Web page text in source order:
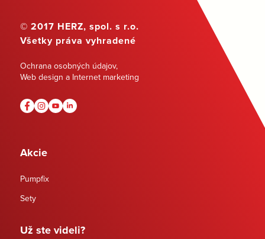
© 2017 HERZ, spol. s r.o.
Všetky práva vyhradené
Ochrana osobných údajov,
Web design a Internet marketing
Akcie
Pumpfix
Sety
Už ste videli?